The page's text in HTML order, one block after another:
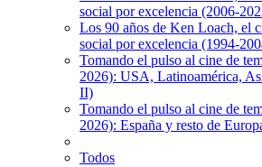
social por excelencia (2006-
Los 90 años de Ken Loach, el
social por excelencia (1994-
Tomando el pulso al cine de
2026): USA, Latinoamérica,
II)
Tomando el pulso al cine de
2026): España y resto de
Todos